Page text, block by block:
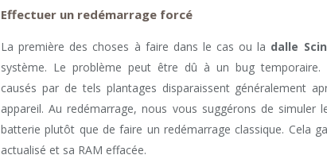
Effectuer un redémarrage forcé
La première des choses à faire dans le cas ou la dalle
système. Le problème peut être dû à un bug temporaire.
causés par de tels plantages disparaissent généralement
appareil. Au redémarrage, nous vous suggérons de simuler
batterie plutôt que de faire un redémarrage classique. Cela
actualisé et sa RAM effacée.